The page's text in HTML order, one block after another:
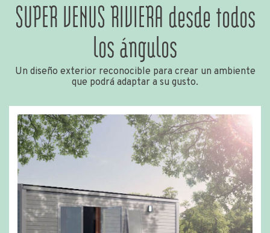
SUPER VENUS RIVIERA desde todos
los ángulos
Un diseño exterior reconocible para crear un ambiente
que podrá adaptar a su gusto.